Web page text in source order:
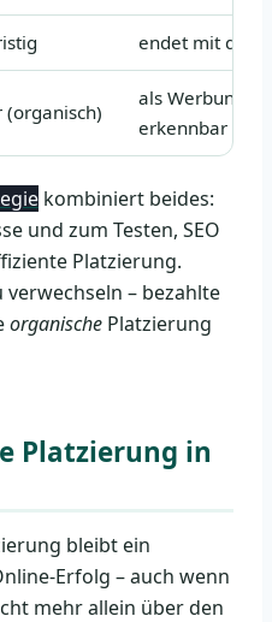
endet mit dem
(organisch)
als Werbung
erkennbar
kombiniert beides:
und zum Testen, SEO
Platzierung.
– bezahlte
organische Platzierung
Platzierung in
bleibt ein
Erfolg – auch wenn
mehr allein über den